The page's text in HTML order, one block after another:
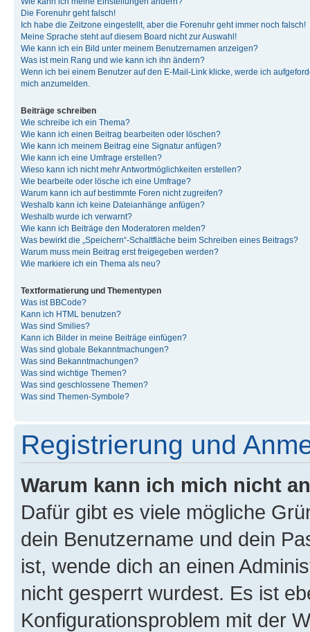
Die Forenuhr geht falsch!
Ich habe die Zeitzone eingestellt, aber die Forenuhr geht immer noch falsch!
Meine Sprache steht auf diesem Board nicht zur Auswahl!
Wie kann ich ein Bild unter meinem Benutzernamen anzeigen?
Was ist mein Rang und wie kann ich ihn ändern?
Wenn ich bei einem Benutzer auf den E-Mail-Link klicke, werde ich
mich anzumelden.
Beiträge schreiben
Wie schreibe ich ein Thema?
Wie kann ich einen Beitrag bearbeiten oder löschen?
Wie kann ich meinem Beitrag eine Signatur anfügen?
Wie kann ich eine Umfrage erstellen?
Wieso kann ich nicht mehr Antwortmöglichkeiten erstellen?
Wie bearbeite oder lösche ich eine Umfrage?
Warum kann ich auf bestimmte Foren nicht zugreifen?
Weshalb kann ich keine Dateianhänge anfügen?
Weshalb wurde ich verwarnt?
Wie kann ich Beiträge den Moderatoren melden?
Was bewirkt die „Speichern“-Schaltfläche beim Schreiben eines Beitrags?
Warum muss mein Beitrag erst freigegeben werden?
Wie markiere ich ein Thema als neu?
Textformatierung und Thementypen
Was ist BBCode?
Kann ich HTML benutzen?
Was sind Smilies?
Kann ich Bilder in meine Beiträge einfügen?
Was sind globale Bekanntmachungen?
Was sind Bekanntmachungen?
Was sind wichtige Themen?
Was sind geschlossene Themen?
Was sind Themen-Symbole?
Registrierung und
Warum kann ich mich nicht
Dafür gibt es viele mögliche
dein Benutzername und dein
ist, wende dich an einen
nicht gesperrt wurdest. Es ist
Konfigurationsproblem mit der